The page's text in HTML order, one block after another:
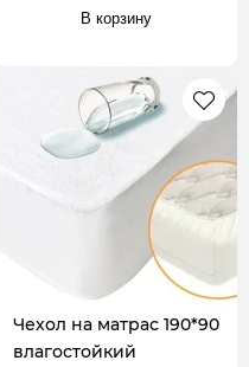
В корзину
Чехол на матрас 190*90
влагостойкий